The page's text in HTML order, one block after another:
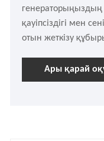
генераторыңыздың
қауіпсіздігі мен
отын жеткізу
- сіздің ең жақсы
сұрауға болады.
Ары қарай